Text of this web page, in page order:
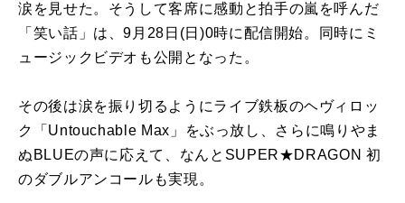
涙を見せた。そうして客席に感動と拍手の嵐を呼んだ
「笑い話」は、9月28日(日)0時に配信開始。同時にミ
ュージックビデオも公開となった。
その後は涙を振り切るようにライブ鉄板のヘヴィロッ
ク「Untouchable Max」をぶっ放し、さらに鳴りやま
ぬBLUEの声に応えて、なんとSUPER★DRAGON 初
のダブルアンコールも実現。